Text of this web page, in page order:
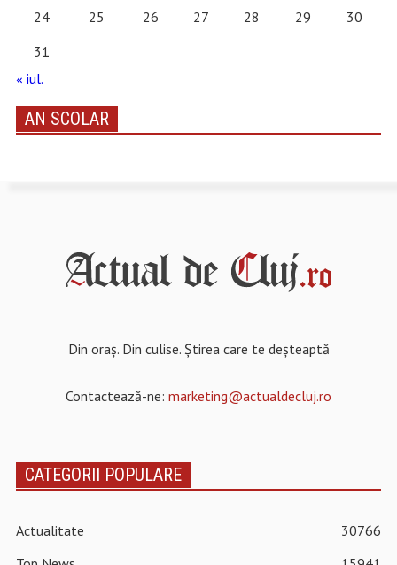
24
25 26 27 28 29
30
31
« iul.
AN SCOLAR
Din oraș. Din culise. Știrea care te deșteaptă
Contactează-ne: marketing@actualdecluj.ro
CATEGORII POPULARE
Actualitate
30766